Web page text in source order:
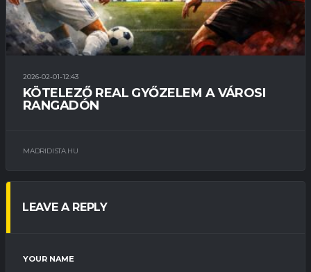
2026-02-01-12:43
KÖTELEZŐ REAL GYŐZELEM A VÁROSI
RANGADÓN
MADRIDISTA.HU
LEAVE A REPLY
YOUR NAME